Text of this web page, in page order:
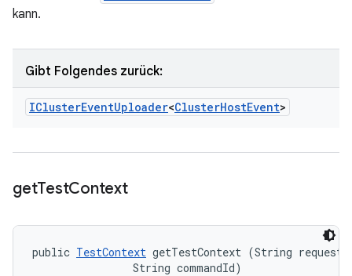
kann.
Gibt Folgendes zurück:
IClusterEventUploader<ClusterHostEvent>
getTestContext
public TestContext getTestContext (String
                String commandId)